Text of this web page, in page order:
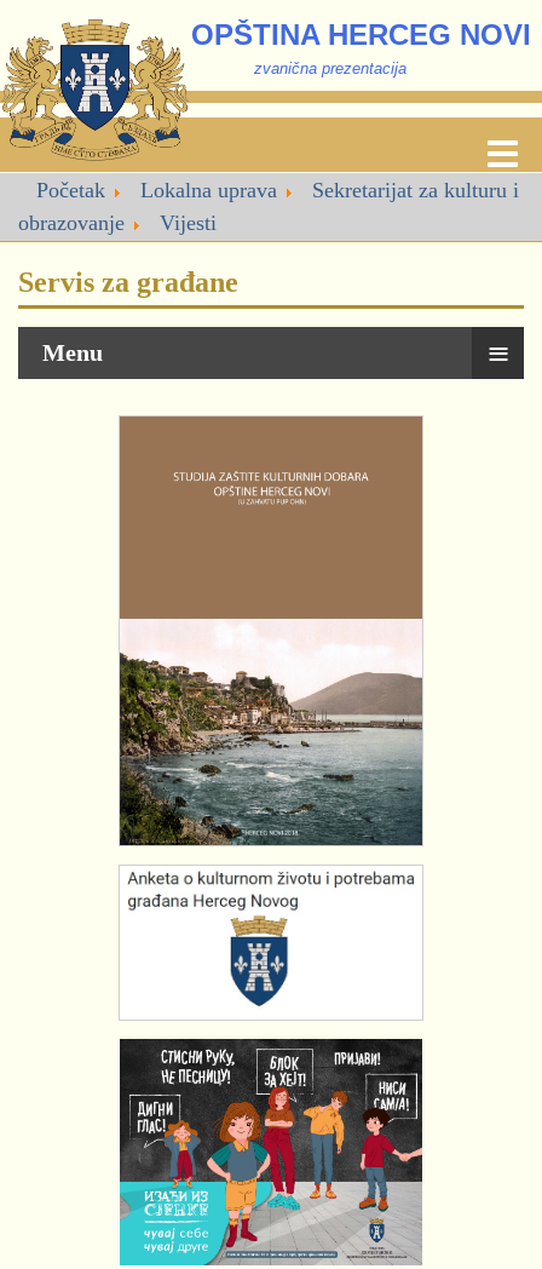
OPŠTINA HERCEG NOVI
zvanična prezentacija
Početak Lokalna uprava
Sekretarijat za kulturu i
obrazovanje
Vijesti
Servis za građane
Menu ≡